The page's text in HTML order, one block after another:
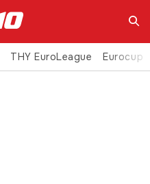
Ara
THY EuroLeague Eurocup